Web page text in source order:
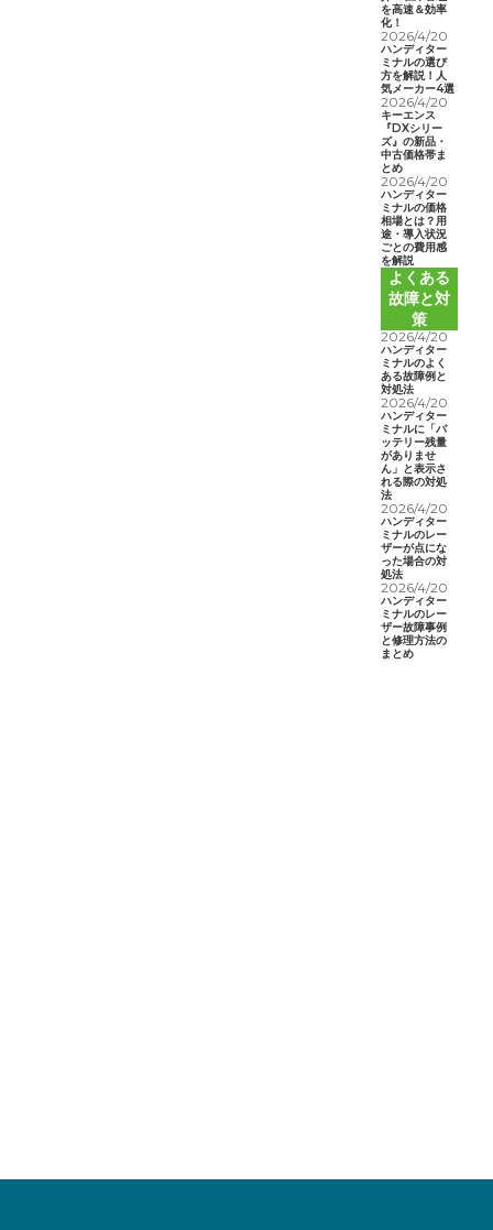
を高速＆効率
化！
2026/4/20
ハンディター
ミナルの選び
方を解説！人
気メーカー4選
2026/4/20
キーエンス
『DXシリー
ズ』の新品・
中古価格帯ま
とめ
2026/4/20
ハンディター
ミナルの価格
相場とは？用
途・導入状況
ごとの費用感
を解説
よくある
故障と対
策
2026/4/20
ハンディター
ミナルのよく
ある故障例と
対処法
2026/4/20
ハンディター
ミナルに「バ
ッテリー残量
がありませ
ん」と表示さ
れる際の対処
法
2026/4/20
ハンディター
ミナルのレー
ザーが点にな
った場合の対
処法
2026/4/20
ハンディター
ミナルのレー
ザー故障事例
と修理方法の
まとめ